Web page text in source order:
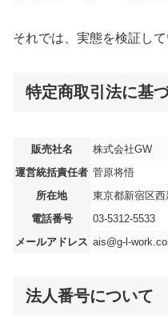
それでは、実態を検証し
特定商取引法に基
販売社名
株式会社GW
運営統括責任者 菅原将悟
所在地
東京都新宿区
電話番号
03-5312-5533
メールアドレス ais@g-l-
法人番号について